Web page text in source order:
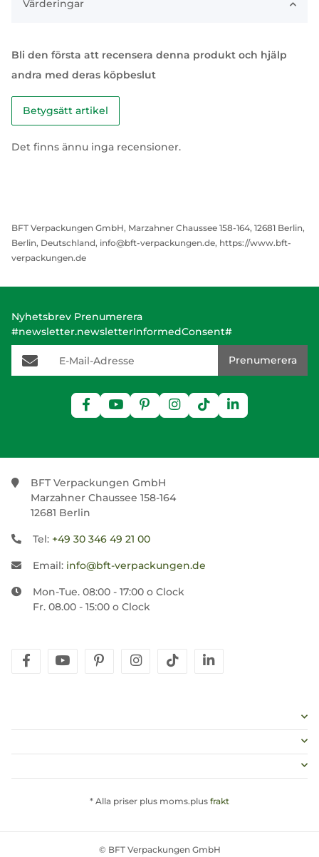
Värderingar
Bli den första att recensera denna produkt och hjälp
andra med deras köpbeslut
Betygsätt artikel
Det finns ännu inga recensioner.
BFT Verpackungen GmbH, Marzahner Chaussee 158-164, 12681 Berlin,
Berlin, Deutschland, info@bft-verpackungen.de, https://www.bft-
verpackungen.de
Nyhetsbrev Prenumerera
#newsletter.newsletterInformedConsent#
E-Mail-Adresse
Prenumerera
BFT Verpackungen GmbH
Marzahner Chaussee 158-164
12681 Berlin
Tel: +49 30 346 49 21 00
Email: info@bft-verpackungen.de
Mon-Tue. 08:00 - 17:00 o Clock
Fr. 08.00 - 15:00 o Clock
facebookyoutubepinterestinstagram
tiktok
* Alla priser plus moms.plus frakt
© BFT Verpackungen GmbH